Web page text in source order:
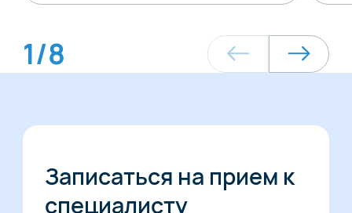
1/8
Записаться на прием к
специалисту